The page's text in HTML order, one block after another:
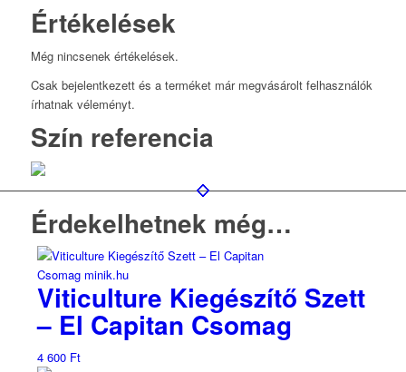
Értékelések
Még nincsenek értékelések.
Csak bejelentkezett és a terméket már megvásárolt felhasználók
írhatnak véleményt.
Szín referencia
Érdekelhetnek még…
Viticulture Kiegészítő Szett
– El Capitan Csomag
4 600 Ft